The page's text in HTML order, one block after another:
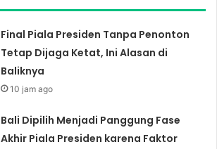
Final Piala Presiden Tanpa Penonton
Tetap Dijaga Ketat, Ini Alasan di
Baliknya
10 jam ago
Bali Dipilih Menjadi Panggung Fase
Akhir Piala Presiden karena Faktor